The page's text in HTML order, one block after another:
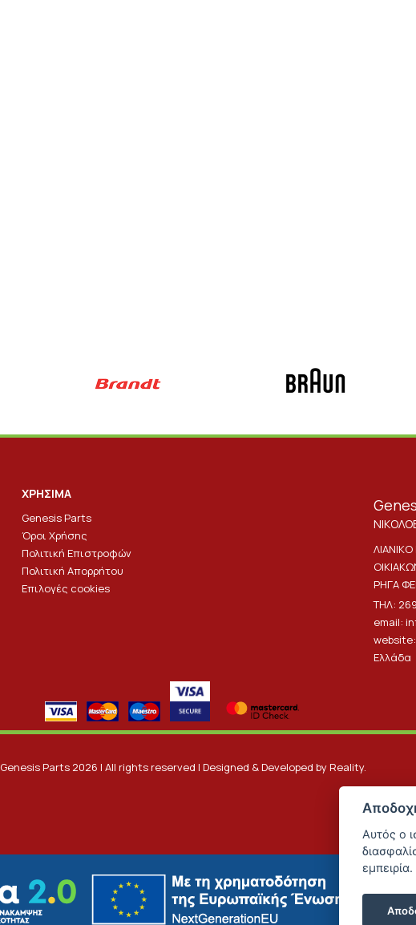
ΧΡΗΣΙΜΑ
Genesis Parts
Όροι Χρήσης
Πολιτική Επιστροφών
Πολιτική Απορρήτου
Επιλογές cookies
ΡΗΓΑ
ΤΗΛ:
email:
website:
Ελλάδα
Genesis Parts 2026 | All rights reserved | Designed & Developed by Reality.
Αυτός ο
εμπειρία.